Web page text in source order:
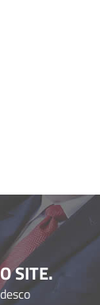
SITE.